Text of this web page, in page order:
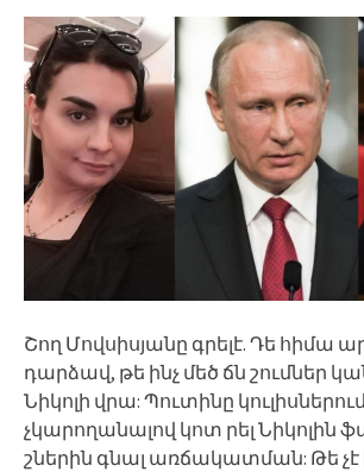
Շող Մովսիսյանը գրելէ. Դե հիմա
դարձավ, թե ինչ մեծ ճն շումներ
Նիկոլի վրա: Պուտինը
չկարողանալով կոտ րել Նիկոլին
շներին գնալ առճակատման: Թե չէ